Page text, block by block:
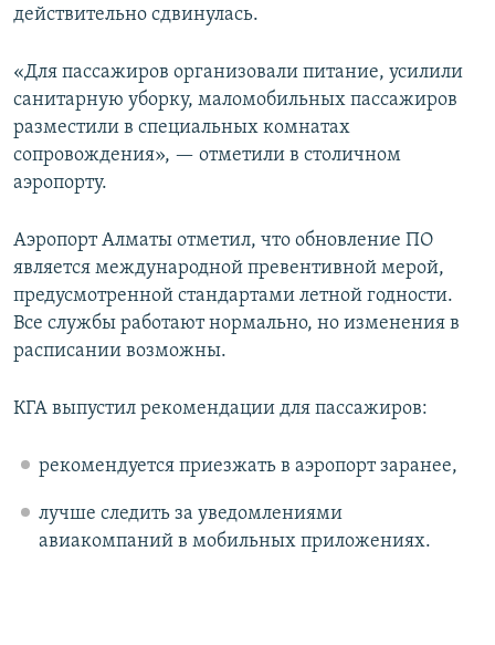
действительно сдвинулась.
«Для пассажиров организовали питание, усилили
санитарную уборку, маломобильных пассажиров
разместили в специальных комнатах
сопровождения», — отметили в столичном
аэропорту.
Аэропорт Алматы отметил, что обновление ПО
является международной превентивной мерой,
предусмотренной стандартами летной годности.
Все службы работают нормально, но изменения в
расписании возможны.
КГА выпустил рекомендации для пассажиров:
рекомендуется приезжать в аэропорт заранее,
лучше следить за уведомлениями
авиакомпаний в мобильных приложениях.